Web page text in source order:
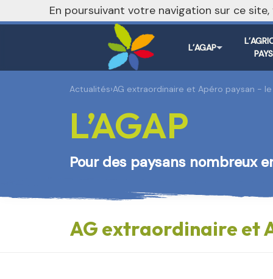
L’AGAP
Actualités›AG extraordinaire et Apéro paysan -
L’AGAP
Pour des paysans nombreux
AG extraordinaire et
En poursuivant votre navigation sur ce